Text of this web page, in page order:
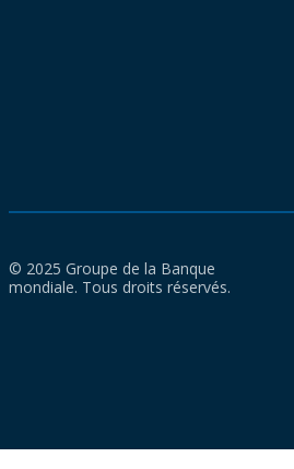
© 2025 Groupe de la Banque
mondiale. Tous droits réservés.